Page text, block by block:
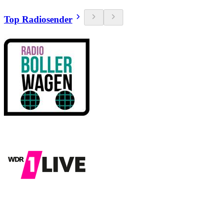
Top Radiosender